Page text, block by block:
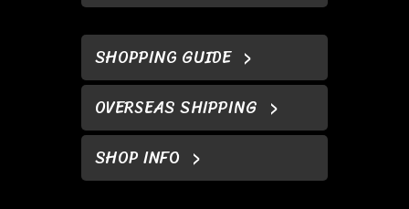
SHOPPING GUIDE
OVERSEAS SHIPPING
SHOP INFO